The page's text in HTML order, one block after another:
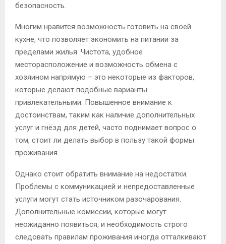
безопасность.
Многим нравится возможность готовить на своей
кухне, что позволяет экономить на питании за
пределами жилья. Чистота, удобное
месторасположение и возможность обмена с
хозяином напрямую – это некоторые из факторов,
которые делают подобные варианты
привлекательными. Повышенное внимание к
достоинствам, таким как наличие дополнительных
услуг и гнёзд для детей, часто поднимает вопрос о
том, стоит ли делать выбор в пользу такой формы
проживания.
Однако стоит обратить внимание на недостатки.
Проблемы с коммуникацией и непредоставленные
услуги могут стать источником разочарования.
Дополнительные комиссии, которые могут
неожиданно появиться, и необходимость строго
следовать правилам проживания иногда отталкивают